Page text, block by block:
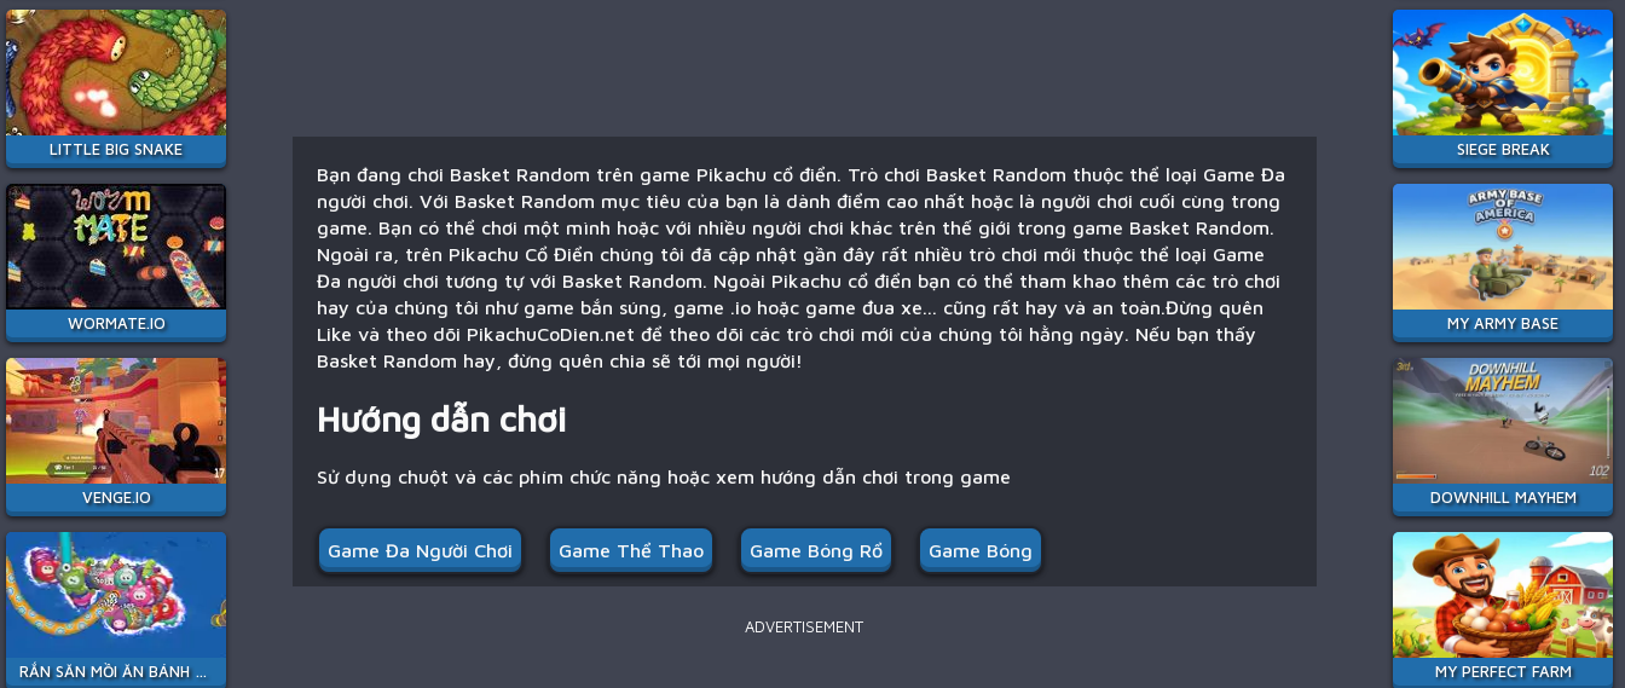
LITTLE BIG SNAKE
WORMATE.IO
VENGE.IO
RẮN SĂN MỒI ĂN BÁNH KẸO
Bạn đang chơi Basket Random trên game Pikachu cổ điển. Trò chơi Basket Random thuộc thể loại Game Đa
người chơi. Với Basket Random mục tiêu của bạn là dành điểm cao nhất hoặc là người chơi cuối cùng trong
game. Bạn có thể chơi một mình hoặc với nhiều người chơi khác trên thế giới trong game Basket Random.
Ngoài ra, trên Pikachu Cổ Điển chúng tôi đã cập nhật gần đây rất nhiều trò chơi mới thuộc thể loại Game
Đa người chơi tương tự với Basket Random. Ngoài Pikachu cổ điển bạn có thể tham khao thêm các trò chơi
hay của chúng tôi như game bắn súng, game .io hoặc game đua xe... cũng rất hay và an toàn.Đừng quên
Like và theo dõi PikachuCoDien.net để theo dõi các trò chơi mới của chúng tôi hằng ngày. Nếu bạn thấy
Basket Random hay, đừng quên chia sẽ tới mọi người!
Hướng dẫn chơi
Sử dụng chuột và các phím chức năng hoặc xem hướng dẫn chơi trong game
Game Đa Người Chơi Game Thể Thao Game Bóng Rổ Game Bóng
ADVERTISEMENT
SIEGE BREAK
MY ARMY BASE
DOWNHILL MAYHEM
MY PERFECT FARM